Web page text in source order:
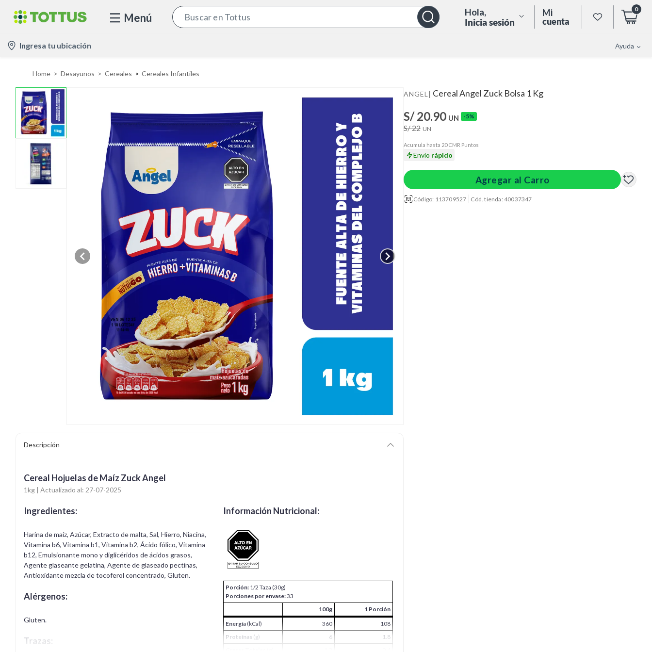
Menú Hola,
Inicia sesión
Mi
cuenta
0
Ingresa tu ubicación Ayuda
Home Desayunos Cereales Cereales Infantiles
Descripción
Cereal Hojuelas de Maíz Zuck Angel
1kg | Actualizado al: 27-07-2025
Ingredientes:
Harina de maíz, Azúcar, Extracto de malta, Sal, Hierro, Niacina,
Vitamina b6, Vitamina b1, Vitamina b2, Ácido fólico, Vitamina
b12, Emulsionante mono y diglicéridos de ácidos grasos,
Agente glaseante gelatina, Agente de glaseado pectinas,
Antioxidante mezcla de tocoferol concentrado, Gluten.
Alérgenos:
Gluten.
Trazas:
Información Nutricional:
Porción: 1/2 Taza (30g)
Porciones por envase:33
100g
1 Porción
Energía (kCal) 360
108
Proteínas (g) 6
1.8
ANGEL | Cereal Angel Zuck Bolsa 1 Kg
S/ 20.90 UN -5%
S/ 22 UN
Acumula hasta 20 CMR Puntos
Envío rápido
Agregar al Carro
Código: 113709527 Cód. tienda: 40037347